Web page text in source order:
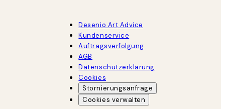
Desenio Art Advice
Kundenservice
Auftragsverfolgung
AGB
Datenschutzerklärung
Cookies
Stornierungsanfrage
Cookies verwalten